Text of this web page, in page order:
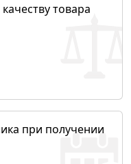
товара
при получении